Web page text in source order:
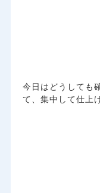
今日はどうしても
て、集中して仕上